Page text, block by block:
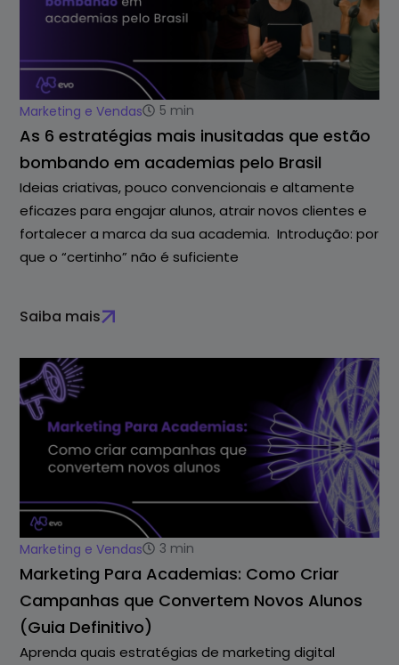
Marketing e Vendas 5 min
As 6 estratégias mais inusitadas que estão
bombando em academias pelo Brasil
Ideias criativas, pouco convencionais e altamente
eficazes para engajar alunos, atrair novos clientes e
fortalecer a marca da sua academia. Introdução: por
que o “certinho” não é suficiente
Saiba mais
Marketing e Vendas 3 min
Marketing Para Academias: Como Criar
Campanhas que Convertem Novos Alunos
(Guia Definitivo)
Aprenda quais estratégias de marketing digital